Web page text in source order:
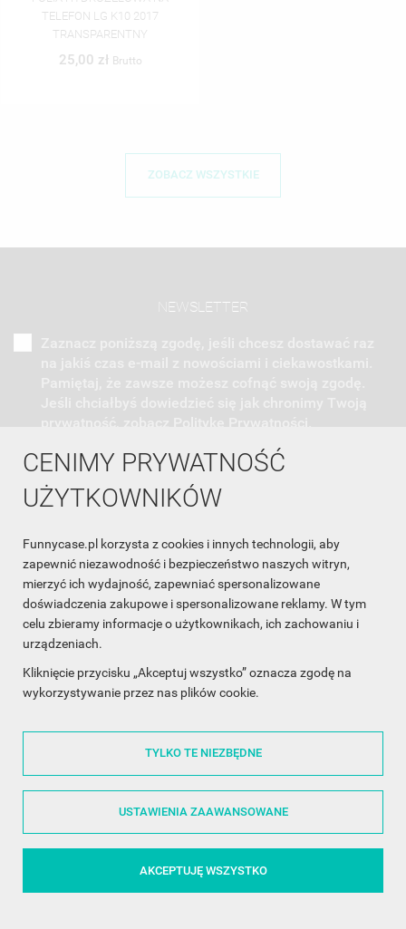
CENIMY PRYWATNOŚĆ
UŻYTKOWNIKÓW
Funnycase.pl korzysta z cookies i innych technologii, aby
zapewnić niezawodność i bezpieczeństwo naszych witryn,
mierzyć ich wydajność, zapewniać spersonalizowane
doświadczenia zakupowe i spersonalizowane reklamy. W tym
celu zbieramy informacje o użytkownikach, ich zachowaniu i
urządzeniach.
Kliknięcie przycisku „Akceptuj wszystko” oznacza zgodę na
wykorzystywanie przez nas plików cookie.
TYLKO TE NIEZBĘDNE
USTAWIENIA ZAAWANSOWANE
AKCEPTUJĘ WSZYSTKO
TELEFON LG K10 2017
TRANSPARENTNY
25,00 zł Brutto
ZOBACZ WSZYSTKIE
NEWSLETTER
INFORMACJA O SKLEPIE
INFORMACJE
OBSŁUGA KLIENTA
WSPÓŁPRACA
ŚLEDŹ NAS NA FACEBOOKU
Made with❤in Poland